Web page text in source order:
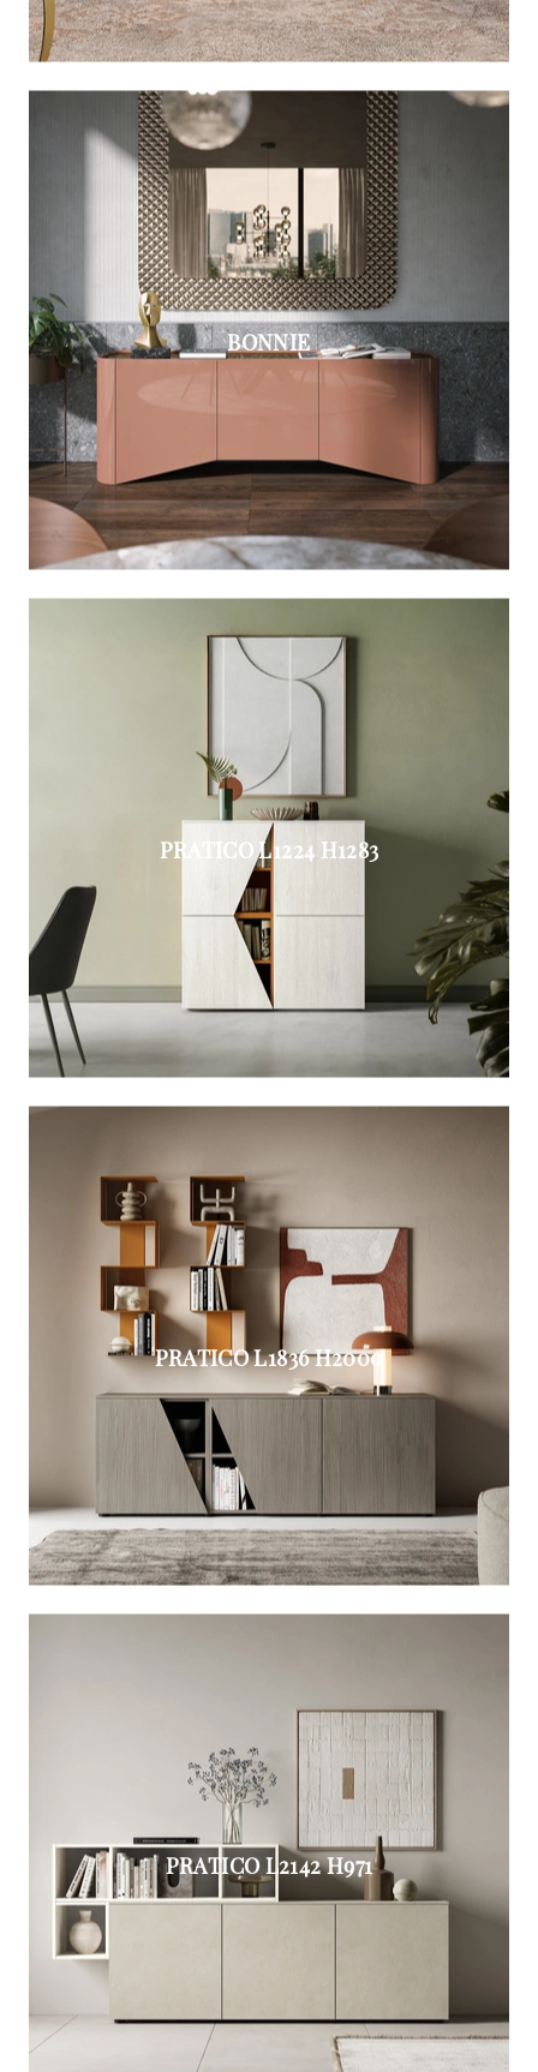
BONNIE
PRATICO L1224 H1283
PRATICO L1836 H2000
PRATICO L2142 H971